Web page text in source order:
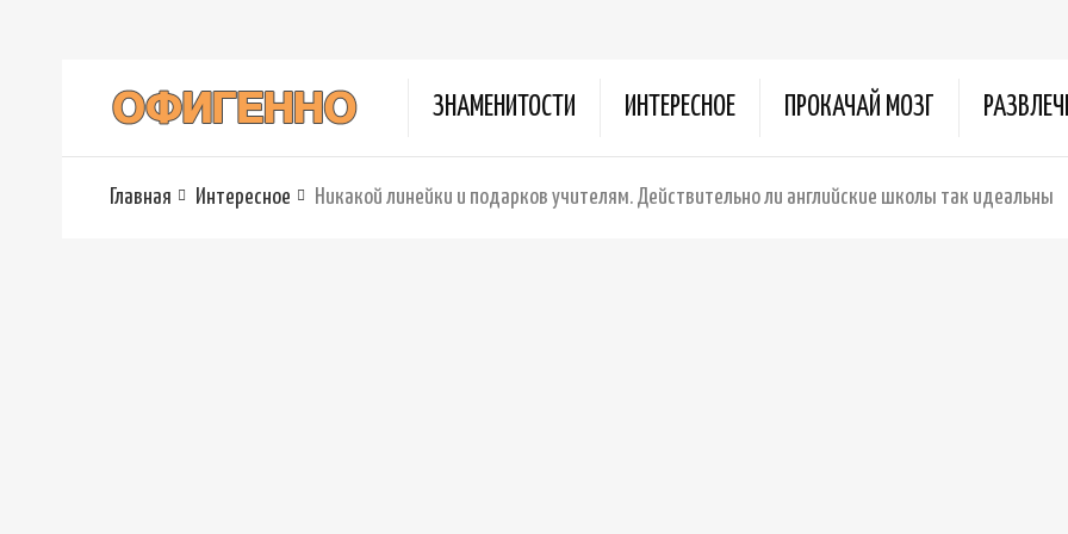
ЗНАМЕНИТОСТИ ИНТЕРЕСНОЕ ПРОКАЧАЙ МОЗГ
Главная Интересное Никакой линейки и подарков учителям. Действительно ли английские школы так идеальны